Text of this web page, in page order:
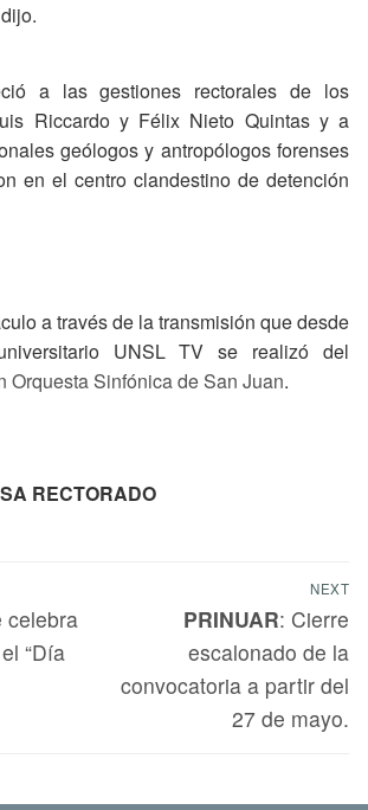
a las gestiones rectorales de los
Riccardo y Félix Nieto Quintas y a
geólogos y antropólogos forenses
en el centro clandestino de detención
a través de la transmisión que desde
UNSL TV se realizó del
Orquesta Sinfónica de San Juan.
RECTORADO
celebra
“Día
NEXT
PRINUAR: Cierre
escalonado de la
convocatoria a partir del
27 de mayo.